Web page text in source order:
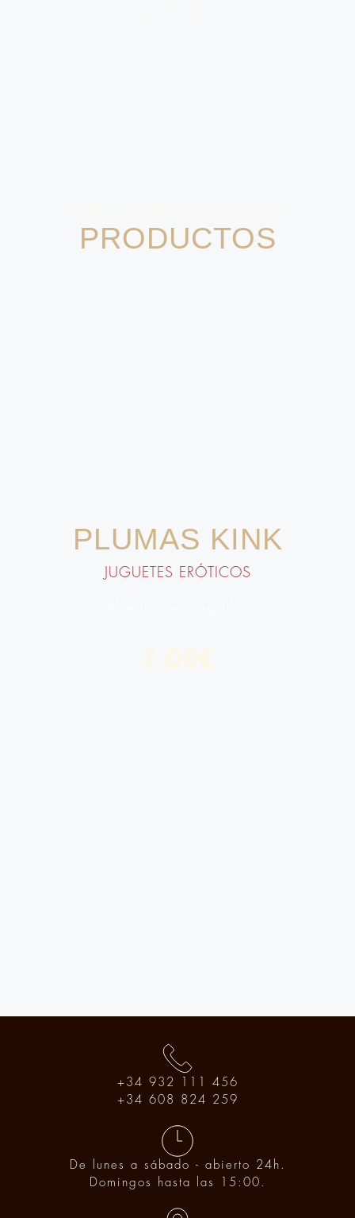
PRODUCTOS
PLUMAS KINK
JUGUETES ERÓTICOS
+34 932 111 456
+34 608 824 259
De lunes a sábado - abierto 24h.
Domingos hasta las 15:00.